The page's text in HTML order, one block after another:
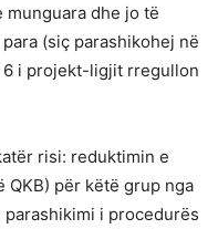
dhe jo të
(siç parashikohej në
i projekt-ligjit rregullon
risi: reduktimin e
QKB) për këtë grup nga
i procedurës